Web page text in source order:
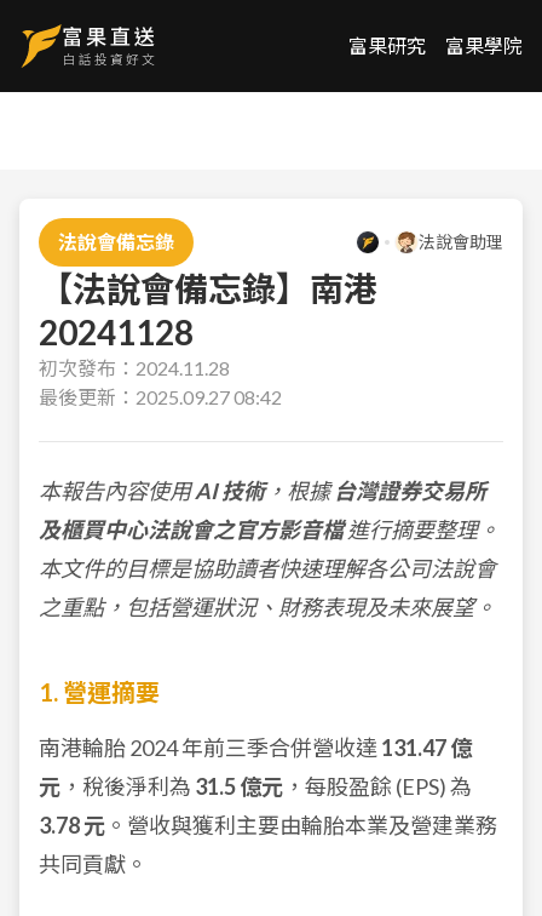
富果研究 富果學院
法說會備忘錄 法說會助理
【法說會備忘錄】南港
20241128
初次發布： 2024.11.28
最後更新： 2025.09.27 08:42
本報告內容使用AI 技術，根據台灣證券交易所
及櫃買中心法說會之官方影音檔進行摘要整理。
本文件的目標是協助讀者快速理解各公司法說會
之重點，包括營運狀況、財務表現及未來展望。
1. 營運摘要
南港輪胎 2024 年前三季合併營收達 131.47 億
元 ，稅後淨利為 31.5 億元 ，每股盈餘 (EPS) 為
3.78 元 。營收與獲利主要由輪胎本業及營建業務
共同貢獻。